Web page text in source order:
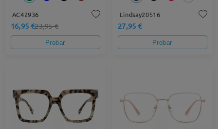
AC42936
16,95 €23,95 €
Probar
Lindsay20516
27,95 €
Probar